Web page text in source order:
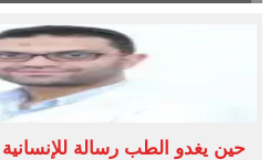
حين يغدو الطب رسالة للإنسانية